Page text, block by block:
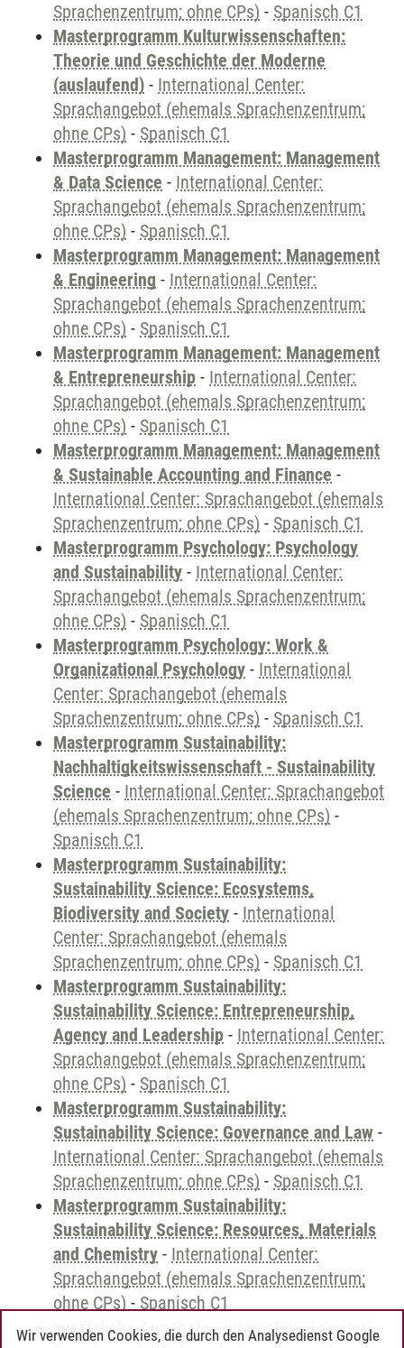
Sprachenzentrum; ohne CPs) - Spanisch C1
Masterprogramm Kulturwissenschaften:
Theorie und Geschichte der Moderne
(auslaufend) - International Center:
Sprachangebot (ehemals Sprachenzentrum;
ohne CPs) - Spanisch C1
Masterprogramm Management: Management
& Data Science - International Center:
Sprachangebot (ehemals Sprachenzentrum;
ohne CPs) - Spanisch C1
Masterprogramm Management: Management
& Engineering - International Center:
Sprachangebot (ehemals Sprachenzentrum;
ohne CPs) - Spanisch C1
Masterprogramm Management: Management
& Entrepreneurship - International Center:
Sprachangebot (ehemals Sprachenzentrum;
ohne CPs) - Spanisch C1
Masterprogramm Management: Management
& Sustainable Accounting and Finance -
International Center: Sprachangebot (ehemals
Sprachenzentrum; ohne CPs) - Spanisch C1
Masterprogramm Psychology: Psychology
and Sustainability - International Center:
Sprachangebot (ehemals Sprachenzentrum;
ohne CPs) - Spanisch C1
Masterprogramm Psychology: Work &
Organizational Psychology - International
Center: Sprachangebot (ehemals
Sprachenzentrum; ohne CPs) - Spanisch C1
Masterprogramm Sustainability:
Nachhaltigkeitswissenschaft - Sustainability
Science - International Center: Sprachangebot
(ehemals Sprachenzentrum; ohne CPs) -
Spanisch C1
Masterprogramm Sustainability:
Sustainability Science: Ecosystems,
Biodiversity and Society - International
Center: Sprachangebot (ehemals
Sprachenzentrum; ohne CPs) - Spanisch C1
Masterprogramm Sustainability:
Sustainability Science: Entrepreneurship,
Agency and Leadership - International Center:
Sprachangebot (ehemals Sprachenzentrum;
ohne CPs) - Spanisch C1
Masterprogramm Sustainability:
Sustainability Science: Governance and Law -
International Center: Sprachangebot (ehemals
Sprachenzentrum; ohne CPs) - Spanisch C1
Masterprogramm Sustainability:
Sustainability Science: Resources, Materials
and Chemistry - International Center:
Sprachangebot (ehemals Sprachenzentrum;
ohne CPs) - Spanisch C1
zusätzliche Angebote- International Center:
Wir verwenden Cookies, die durch den Analysedienst Google